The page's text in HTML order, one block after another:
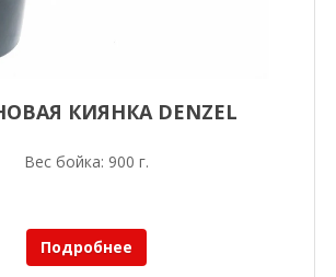
КИЯНКА DENZEL
Вес бойка: 900 г.
Подробнее